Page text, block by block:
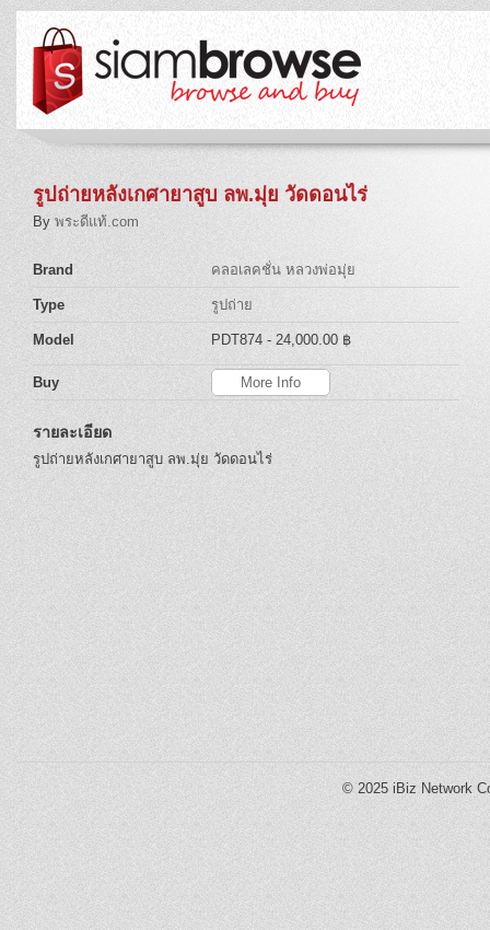
รูปถ่ายหลังเกศายาสูบ ลพ.มุ่ย วัดดอนไร่
By พระดีแท้.com
Brand คลอเลคชั่น หลวงพ่อมุ่ย
Type รูปถ่าย
Model PDT874 - 24,000.00 ฿
Buy More Info
รายละเอียด
รูปถ่ายหลังเกศายาสูบ ลพ.มุ่ย วัดดอนไร่
© 2025 iBiz Network